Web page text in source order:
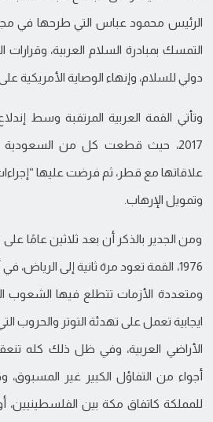
الرئيس محمود عباس التي طرحها في
التمسك بمبادرة السلام العربية، وقرارات
دولي للسلام، وإنهاء الوصاية الأمريكية
2017، حيث قطعت كل من السعودية
علاقاتها مع قطر، ثم فرضت عليها
وتمويل الإرهاب.
ومن الجدير بالذكر أن بعد ثلاثين عامًا
1976، القمة تعود مرة ثانية إلى
ومتعددة الأزمات تتطلع فيها الشعوب
ايجابية تعمل على تهدئة التوتر
الأراضي العربية، وفي ظل ذلك كله
أجواء من التفاؤل الكبير غير المسبوق،
للمملكة كاتفاق مكة بين الفلسطينيين،